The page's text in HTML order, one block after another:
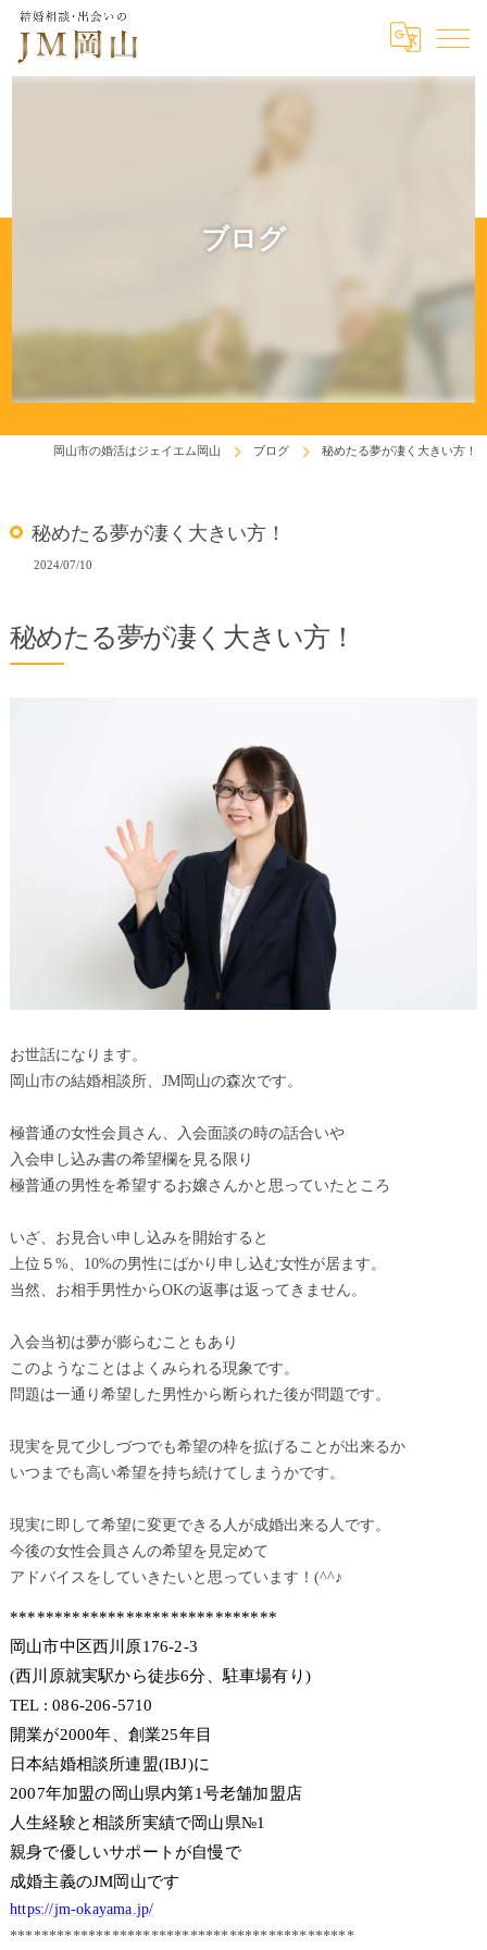
ブログ
岡山市の婚活はジェイエム岡山 ブログ 秘めたる夢が凄く大きい方！
秘めたる夢が凄く大きい方！
2024/07/10
秘めたる夢が凄く大きい方！
お世話になります。
岡山市の結婚相談所、JM岡山の森次です。
極普通の女性会員さん、入会面談の時の話合いや
入会申し込み書の希望欄を見る限り
極普通の男性を希望するお嬢さんかと思っていたところ
いざ、お見合い申し込みを開始すると
上位５%、10%の男性にばかり申し込む女性が居ます。
当然、お相手男性からOKの返事は返ってきません。
入会当初は夢が膨らむこともあり
このようなことはよくみられる現象です。
問題は一通り希望した男性から断られた後が問題です。
現実を見て少しづつでも希望の枠を拡げることが出来るか
いつまでも高い希望を持ち続けてしまうかです。
現実に即して希望に変更できる人が成婚出来る人です。
今後の女性会員さんの希望を見定めて
アドバイスをしていきたいと思っています！(^^♪
******************************
岡山市中区西川原176-2-3
(西川原就実駅から徒歩6分、駐車場有り)
TEL : 086-206-5710
開業が2000年、創業25年目
日本結婚相談所連盟(IBJ)に
2007年加盟の岡山県内第1号老舗加盟店
人生経験と相談所実績で岡山県№1
親身で優しいサポートが自慢で
成婚主義のJM岡山です
https://jm-okayama.jp/
********************************************